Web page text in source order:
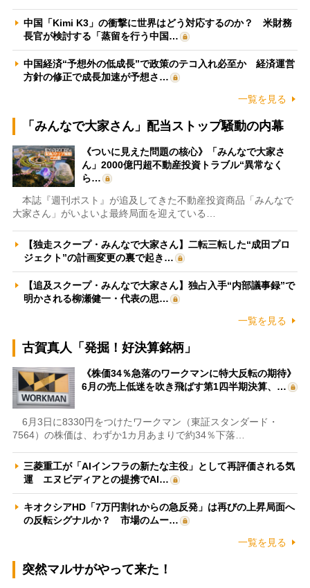
中国「Kimi K3」の衝撃に世界はどう対応するのか？ 米財務
長官が検討する「蒸留を行う中国…
中国経済“予想外の低成長”で政策のテコ入れ必至か 経済運営
方針の修正で成長加速が予想さ…
一覧を見る
「みんなで大家さん」配当ストップ騒動の内幕
《ついに見えた問題の核心》「みんなで大家さ
ん」2000億円超不動産投資トラブル“異常なく
ら…
本誌『週刊ポスト』が追及してきた不動産投資商品「みんなで
大家さん」がいよいよ最終局面を迎えている…
【独走スクープ・みんなで大家さん】二転三転した“成田プロ
ジェクト”の計画変更の裏で起き…
【追及スクープ・みんなで大家さん】独占入手“内部議事録”で
明かされる柳瀬健一・代表の思…
一覧を見る
古賀真人「発掘！好決算銘柄」
《株価34％急落のワークマンに特大反転の期待》
6月の売上低迷を吹き飛ばす第1四半期決算、…
6月3日に8330円をつけたワークマン（東証スタンダード・
7564）の株価は、わずか1カ月あまりで約34％下落…
三菱重工が「AIインフラの新たな主役」として再評価される気
運 エヌビディアとの提携でAI…
キオクシアHD「7万円割れからの急反発」は再びの上昇局面へ
の反転シグナルか？ 市場のムー…
一覧を見る
突然マルサがやって来た！